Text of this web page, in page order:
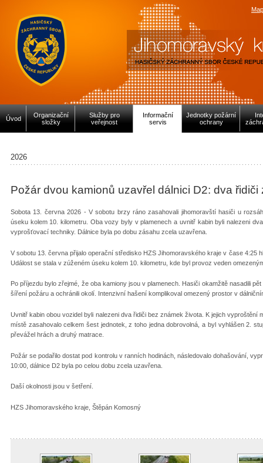
Úvod
Organizační
složky
Služby pro
veřejnost
Informační
servis
Jednotky požární
ochrany
2026
Požár dvou kamionů uzavřel dálnici D2: dva řidiči
Sobota 13. června 2026 - V sobotu brzy ráno zasahovali jihomoravští hasiči u
úseku kolem 10. kilometru. Oba vozy byly v plamenech a uvnitř kabin byli nalezeni
vyprošťovací techniky. Dálnice byla po dobu zásahu zcela uzavřena.
V sobotu 13. června přijalo operační středisko HZS Jihomoravského kraje v čase 4:25
Událost se stala v zúženém úseku kolem 10. kilometru, kde byl provoz veden
Po příjezdu bylo zřejmé, že oba kamiony jsou v plamenech. Hasiči okamžitě nasadili
šíření požáru a ochránili okolí. Intenzivní hašení komplikoval omezený prostor v
Uvnitř kabin obou vozidel byli nalezeni dva řidiči bez známek života. K jejich
místě zasahovalo celkem šest jednotek, z toho jedna dobrovolná, a byl vyhlášen 2.
převážel hrách a druhý matrace.
Požár se podařilo dostat pod kontrolu v ranních hodinách, následovalo dohašování,
10:00, dálnice D2 byla po celou dobu zcela uzavřena.
Daší okolnosti jsou v šetření.
HZS Jihomoravského kraje, Štěpán Komosný